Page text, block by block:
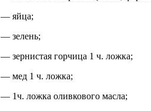
— яйца;
— зелень;
— зернистая горчица 1 ч. ложка;
— мед 1 ч. ложка;
— 1ч. ложка оливкового масла;